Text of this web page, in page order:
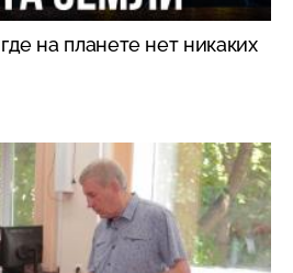
на планете нет никаких